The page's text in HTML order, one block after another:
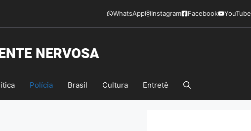
WhatsApp Instagram Facebook YouTube
Polícia Brasil Cultura Entretê